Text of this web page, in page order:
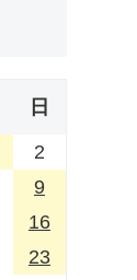
日
2
9
16
23